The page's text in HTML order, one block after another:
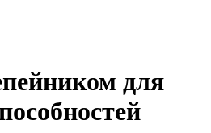
для